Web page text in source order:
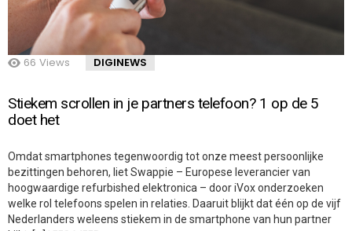
66 Views DIGINEWS
Stiekem scrollen in je partners telefoon? 1 op de 5
doet het
Omdat smartphones tegenwoordig tot onze meest persoonlijke
bezittingen behoren, liet Swappie – Europese leverancier van
hoogwaardige refurbished elektronica – door iVox onderzoeken
welke rol telefoons spelen in relaties. Daaruit blijkt dat één op de vijf
Nederlanders weleens stiekem in de smartphone van hun partner